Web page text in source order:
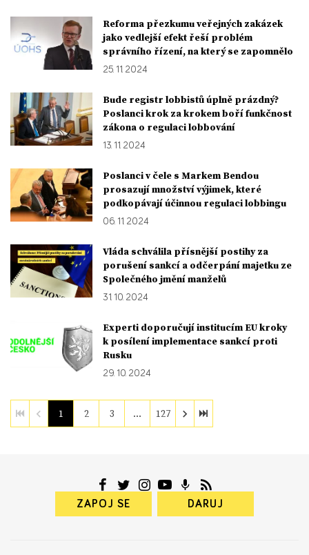
Reforma přezkumu veřejných zakázek
jako vedlejší efekt řeší problém
správního řízení, na který se zapomnělo
25. 11. 2024
Bude registr lobbistů úplně prázdný?
Poslanci krok za krokem boří funkčnost
zákona o regulaci lobbování
13. 11. 2024
Poslanci v čele s Markem Bendou
prosazují množství výjimek, které
podkopávají účinnou regulaci lobbingu
06. 11. 2024
Vláda schválila přísnější postihy za
porušení sankcí a odčerpání majetku ze
Společného jmění manželů
31. 10. 2024
Experti doporučují institucím EU kroky
k posílení implementace sankcí proti
Rusku
29. 10. 2024
1 2 3 … 127
ZAPOJ SE DARUJ